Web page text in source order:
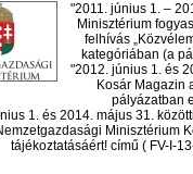
"2011. június 1. –
Minisztérium
felhívás
kategóriában (a
"2012. június 1. és
Kosár Magazin
pályázatban
1. és 2014. május 31.
Minisztérium
tájékoztatásáért! című ( FV-I-